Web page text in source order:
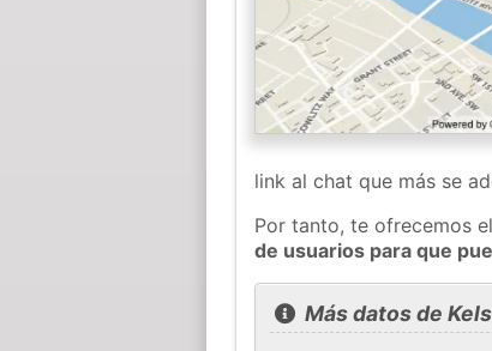
link al chat que más se
Por tanto, te ofrecemos
de usuarios para que
Más datos de